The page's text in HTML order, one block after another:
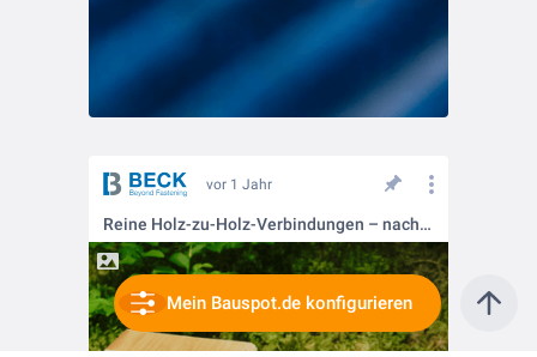
vor 1 Jahr
Reine Holz-zu-Holz-Verbindungen – nachhaltig und innovativ 🌿
Mein Bauspot.de konfigurieren